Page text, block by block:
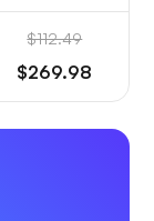
$112.49
$269.98